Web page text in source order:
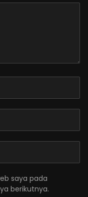
saya pada
berikutnya.